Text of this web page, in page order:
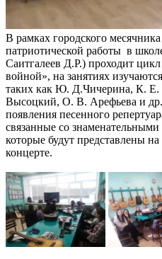
В рамках городского
патриотической работы в
Саитгалеев Д.Р.) проходит
войной», на занятиях
таких как Ю. Д.Чичерина, К. Е.
Высоцкий, О. В. Арефьева и
появления песенного
связанные со
которые будут представлены
концерте.